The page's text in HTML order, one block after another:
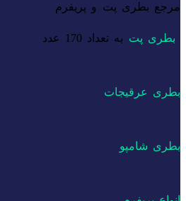
مرجع بطری پت و پریفرم
بطری پت به تعداد 170 عدد
بطری عرقیجات
بطری شامپو